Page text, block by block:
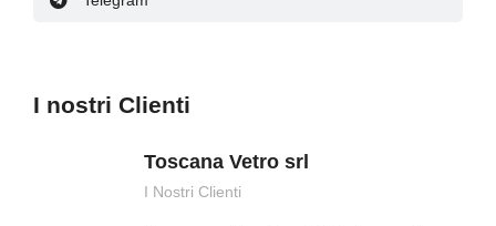
I nostri Clienti
Toscana Vetro srl
I Nostri Clienti